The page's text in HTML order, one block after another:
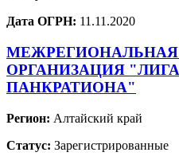
Дата ОГРН: 11.11.2020
ОРГАНИЗАЦИЯ
ПАНКРАТИОНА"
Регион: Алтайский край
Статус: Зарегистрированные